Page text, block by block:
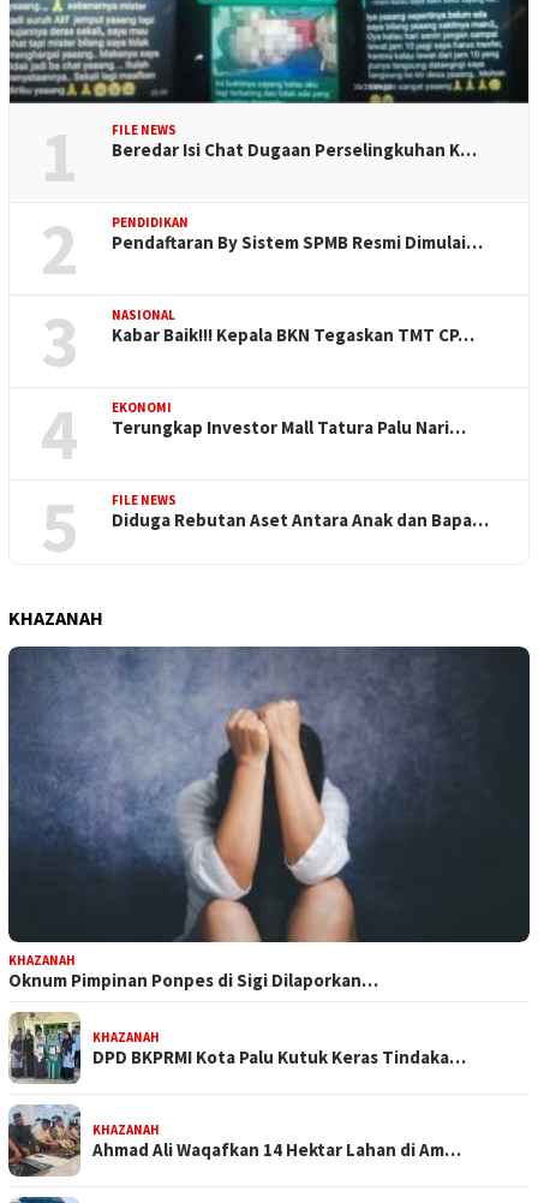
1 FILE NEWS
Beredar Isi Chat Dugaan Perselingkuhan K…
2 PENDIDIKAN
Pendaftaran By Sistem SPMB Resmi Dimulai…
3 NASIONAL
Kabar Baik!!! Kepala BKN Tegaskan TMT CP…
4 EKONOMI
Terungkap Investor Mall Tatura Palu Nari…
5 FILE NEWS
Diduga Rebutan Aset Antara Anak dan Bapa…
KHAZANAH
KHAZANAH
Oknum Pimpinan Ponpes di Sigi Dilaporkan…
KHAZANAH
DPD BKPRMI Kota Palu Kutuk Keras Tindaka…
KHAZANAH
Ahmad Ali Waqafkan 14 Hektar Lahan di Am…